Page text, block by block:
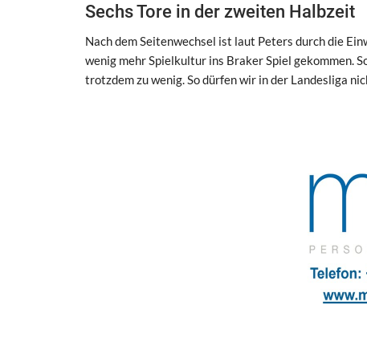
Sechs Tore in der zweiten Halbzeit
Nach dem Seitenwechsel ist laut Peters durch die
wenig mehr Spielkultur ins Braker Spiel gekommen.
trotzdem zu wenig. So dürfen wir in der Landesliga